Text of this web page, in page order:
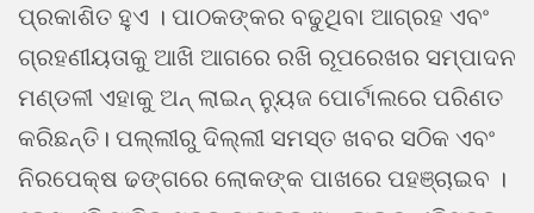
ପ୍ରକାଶିତ ହୁଏ । ପାଠକଙ୍କର ବଢୁଥିବା ଆଗ୍ରହ ଏବଂ
ଗ୍ରହଣୀୟତାକୁ ଆଖି ଆଗରେ ରଖି ରୂପରେଖର ସମ୍ପାଦନ
ମଣ୍ଡଳୀ ଏହାକୁ ଅନ୍ ଲାଇନ୍ ନ୍ୟୁଜ ପୋର୍ଟାଲରେ ପରିଣତ
କରିଛନ୍ତି। ପଲ୍ଲୀରୁ ଦିଲ୍ଲୀ ସମସ୍ତ ଖବର ସଠିକ ଏବଂ
ନିରପେକ୍ଷ ଢଙ୍ଗରେ ଲୋକଙ୍କ ପାଖରେ ପହଞ୍ଚାଇବ ।